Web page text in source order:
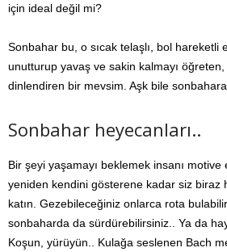
için ideal değil mi?
Sonbahar bu, o sıcak telaşlı, bol hareketli
unutturup yavaş ve sakin kalmayı öğreten,
dinlendiren bir mevsim. Aşk bile sonbahara
Sonbahar heyecanları..
Bir şeyi yaşamayı beklemek insanı
yeniden kendini gösterene kadar siz biraz
katın. Gezebileceğiniz onlarca rota
sonbaharda da sürdürebilirsiniz.. Ya da
Koşun, yürüyün.. Kulağa seslenen Bach